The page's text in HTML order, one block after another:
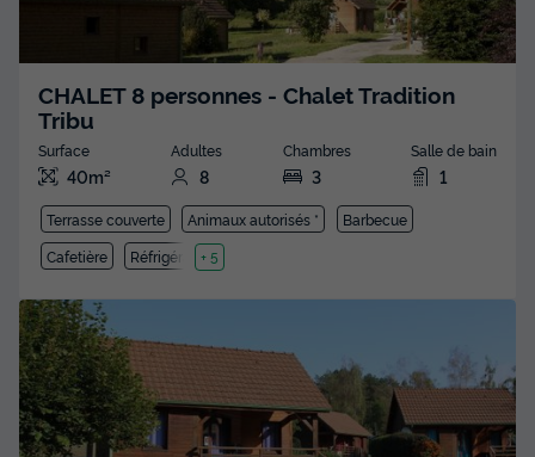
CHALET 8 personnes - Chalet Tradition
Tribu
Surface
40m²
Adultes
8
Chambres
3
Salle de bain
1
Terrasse couverte Animaux autorisés *
Barbecue
Cafetière
Réfrigérateur
+ 5